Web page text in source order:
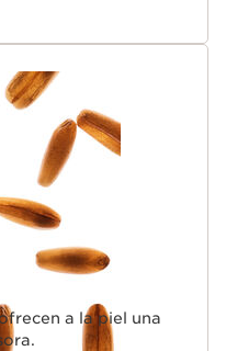
a la piel una